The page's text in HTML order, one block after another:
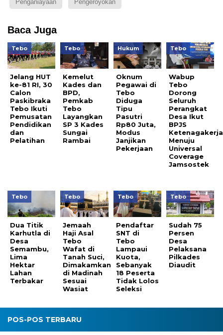
Penganiayaan Pengeroyokan
Baca Juga
Tebo
Jelang HUT
ke-81 RI, 30
Calon
Paskibraka
Tebo Ikuti
Pemusatan
Pendidikan
dan
Pelatihan
Tebo
Kemelut
Kades dan
BPD,
Pemkab
Tebo
Layangkan
SP 3 Kades
Sungai
Rambai
Hukum
Oknum
Pegawai di
Tebo
Diduga
Tipu
Pasutri
Rp80 Juta,
Modus
Janjikan
Pekerjaan
Tebo
Wabup
Tebo
Dorong
Seluruh
Perangkat
Desa Ikut
BPJS
Menuju
Universal
Coverage
Jamsostek
Tebo
Dua Titik
Karhutla di
Desa
Semambu,
Lima
Hektar
Lahan
Terbakar
Tebo
Jemaah
Haji Asal
Tebo
Wafat di
Tanah Suci,
Dimakamkan
di Madinah
Sesuai
Wasiat
Tebo
Pendaftar
SNT di
Tebo
Lampaui
Kuota,
Sebanyak
18 Peserta
Tidak Lolos
Seleksi
Tebo
Sudah 75
Persen
Desa
Pelaksana
Pilkades
Diaudit
POS-POS TERBARU